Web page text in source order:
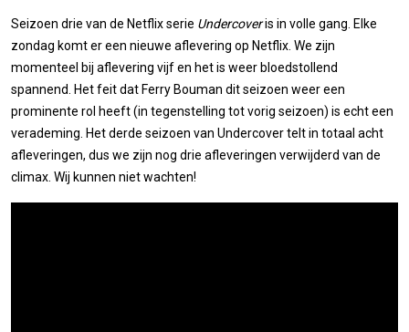
Seizoen drie van de Netflix serie Undercoveris in volle gang. Elke
zondag komt er een nieuwe aflevering op Netflix. We zijn
momenteel bij aflevering vijf en het is weer bloedstollend
spannend. Het feit dat Ferry Bouman dit seizoen weer een
prominente rol heeft (in tegenstelling tot vorig seizoen) is echt een
verademing. Het derde seizoen van Undercover telt in totaal acht
afleveringen, dus we zijn nog drie afleveringen verwijderd van de
climax. Wij kunnen niet wachten!